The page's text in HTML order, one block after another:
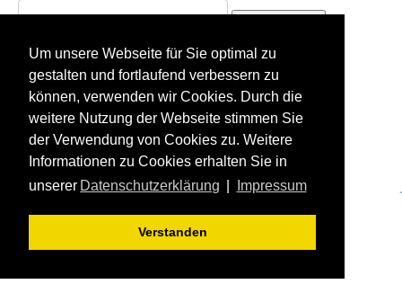
Um unsere Webseite für Sie optimal zu
gestalten und fortlaufend verbessern zu
können, verwenden wir Cookies. Durch die
weitere Nutzung der Webseite stimmen Sie
der Verwendung von Cookies zu. Weitere
Informationen zu Cookies erhalten Sie in
unserer Datenschutzerklärung Impressum
Verstanden
Datenschutz
Haftungsausschluss
Vorheriger Tag
Montag, 16. September 2024
Folgetag
Es wurden keine Events gefunden
Aktuelle Seite: Startseite Terminkalender